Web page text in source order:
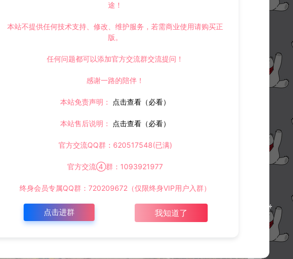
途！
本站不提供任何技术支持、修改、维护服务，若需商业使用请购买正
版。
任何问题都可以添加官方交流群交流提问！
感谢一路的陪伴！
本站免责声明： 点击查看（必看）
本站售后说明： 点击查看（必看）
官方交流QQ群：620517548(已满)
官方交流④群：1093921977
终身会员专属QQ群：720209672（仅限终身VIP用户入群）
点击进群 我知道了